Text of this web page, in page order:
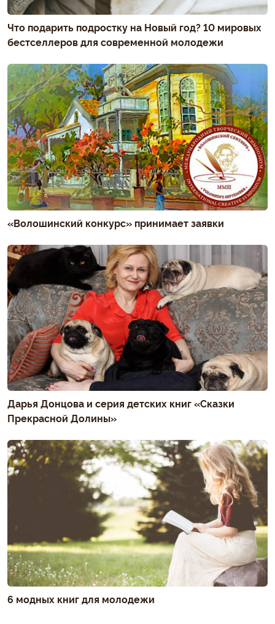
Что подарить подростку на Новый год? 10 мировых
бестселлеров для современной молодежи
«Волошинский конкурс» принимает заявки
Дарья Донцова и серия детских книг «Сказки
Прекрасной Долины»
6 модных книг для молодежи